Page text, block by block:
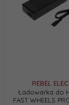
REBEL
Ładowarka do
FAST WHEELS